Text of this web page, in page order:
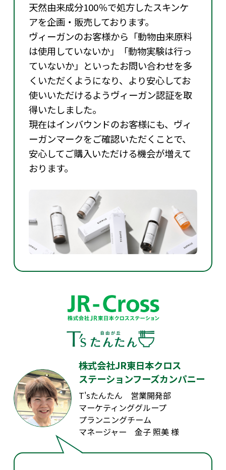
天然由来成分100％で処方したスキンケ
アを企画・販売しております。
ヴィーガンのお客様から「動物由来原料
は使用していないか」「動物実験は行っ
ていないか」といったお問い合わせを多
くいただくようになり、より安心してお
使いいただけるようヴィーガン認証を取
得いたしました。
現在はインバウンドのお客様にも、ヴィ
ーガンマークをご確認いただくことで、
安心してご購入いただける機会が増えて
おります。
株式会社JR東日本クロス
ステーションフーズカンパニー
T'sたんたん 営業開発部
マーケティンググループ
プランニングチーム
マネージャー 金子 照美 様